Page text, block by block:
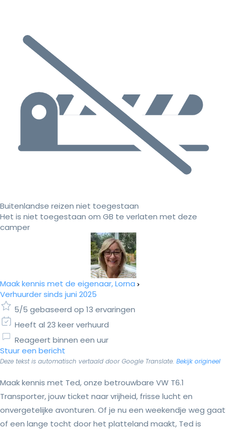
Buitenlandse reizen niet toegestaan
Het is niet toegestaan om GB te verlaten met deze
camper
Maak kennis met de eigenaar, Lorna
Verhuurder sinds juni 2025
5/5 gebaseerd op 13 ervaringen
Heeft al 23 keer verhuurd
Reageert binnen een uur
Stuur een bericht
Deze tekst is automatisch vertaald door Google Translate. Bekijk origineel
Maak kennis met Ted, onze betrouwbare VW T6.1
Transporter, jouw ticket naar vrijheid, frisse lucht en
onvergetelijke avonturen. Of je nu een weekendje weg gaat
of een lange tocht door het platteland maakt, Ted is